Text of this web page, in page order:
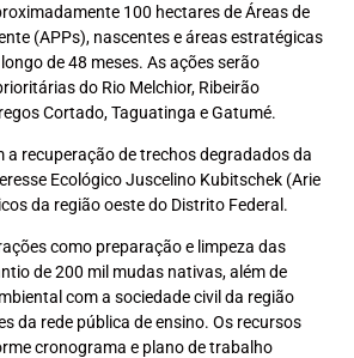
100 hectares de Áreas de
(APPs), nascentes e áreas estratégicas
de 48 meses. As ações serão
do Rio Melchior, Ribeirão
Cortado, Taguatinga e Gatumé.
a recuperação de trechos degradados da
Ecológico Juscelino Kubitschek (Arie
da região oeste do Distrito Federal.
como preparação e limpeza das
de 200 mil mudas nativas, além de
com a sociedade civil da região
da rede pública de ensino. Os recursos
cronograma e plano de trabalho